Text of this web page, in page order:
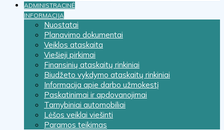
ADMINISTRACINĖ
INFORMACIJA
Nuostatai
Planavimo dokumentai
Veiklos ataskaita
Viešieji pirkimai
Finansinių ataskaitų rinkiniai
Biudžeto vykdymo ataskaitų rinkiniai
Informacija apie darbo užmokestį
Paskatinimai ir apdovanojimai
Tarnybiniai automobiliai
Lėšos veiklai viešinti
Paramos teikimas